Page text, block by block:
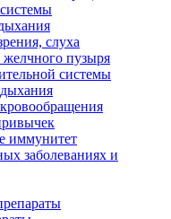
слуха
пузыря
системы
иммунитет
заболеваниях и